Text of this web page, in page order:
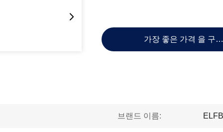
가장 좋은 가격 을 구
브랜드 이름: